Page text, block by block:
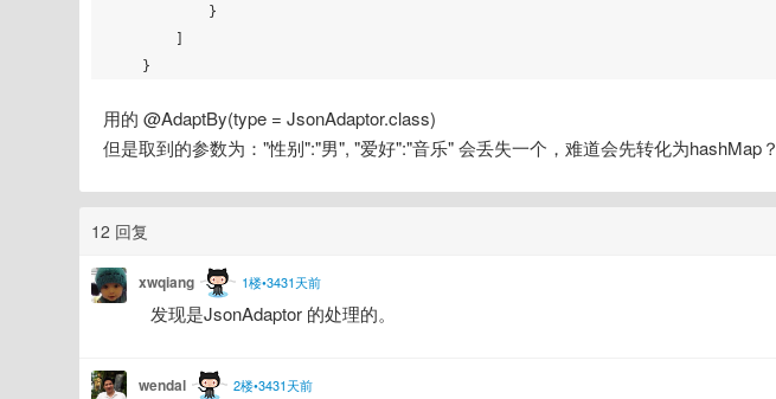
用的 @AdaptBy(type = JsonAdaptor.class)
但是取到的参数为："性别":"男", "爱好":"音乐" 会丢失一个，难道会先转化为hashMap？
12 回复
xwqiang 1楼•3431天前
发现是JsonAdaptor 的处理的。
wendal 2楼•3431天前